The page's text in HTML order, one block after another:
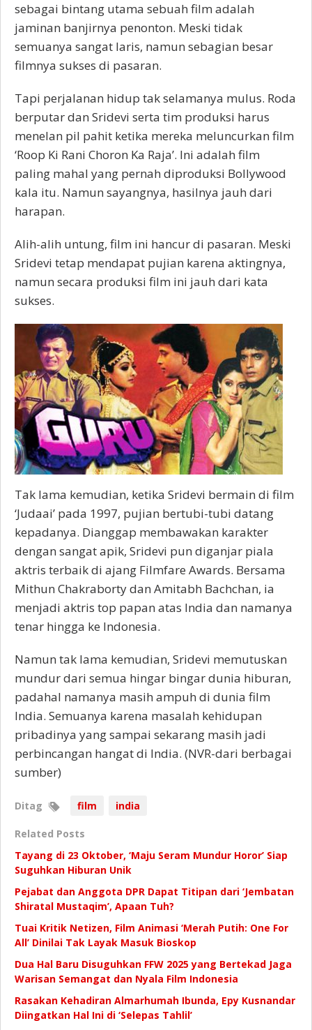
sebagai bintang utama sebuah film adalah
jaminan banjirnya penonton. Meski tidak
semuanya sangat laris, namun sebagian besar
filmnya sukses di pasaran.
Tapi perjalanan hidup tak selamanya mulus. Roda
berputar dan Sridevi serta tim produksi harus
menelan pil pahit ketika mereka meluncurkan film
‘Roop Ki Rani Choron Ka Raja’. Ini adalah film
paling mahal yang pernah diproduksi Bollywood
kala itu. Namun sayangnya, hasilnya jauh dari
harapan.
Alih-alih untung, film ini hancur di pasaran. Meski
Sridevi tetap mendapat pujian karena aktingnya,
namun secara produksi film ini jauh dari kata
sukses.
Tak lama kemudian, ketika Sridevi bermain di film
‘Judaai’ pada 1997, pujian bertubi-tubi datang
kepadanya. Dianggap membawakan karakter
dengan sangat apik, Sridevi pun diganjar piala
aktris terbaik di ajang Filmfare Awards. Bersama
Mithun Chakraborty dan Amitabh Bachchan, ia
menjadi aktris top papan atas India dan namanya
tenar hingga ke Indonesia.
Namun tak lama kemudian, Sridevi memutuskan
mundur dari semua hingar bingar dunia hiburan,
padahal namanya masih ampuh di dunia film
India. Semuanya karena masalah kehidupan
pribadinya yang sampai sekarang masih jadi
perbincangan hangat di India. (NVR-dari berbagai
sumber)
Ditag film india
Related Posts
Tayang di 23 Oktober, ‘Maju Seram Mundur Horor’ Siap
Suguhkan Hiburan Unik
Pejabat dan Anggota DPR Dapat Titipan dari ‘Jembatan
Shiratal Mustaqim’, Apaan Tuh?
Tuai Kritik Netizen, Film Animasi ‘Merah Putih: One For
All’ Dinilai Tak Layak Masuk Bioskop
Dua Hal Baru Disuguhkan FFW 2025 yang Bertekad Jaga
Warisan Semangat dan Nyala Film Indonesia
Rasakan Kehadiran Almarhumah Ibunda, Epy Kusnandar
Diingatkan Hal Ini di ‘Selepas Tahlil’